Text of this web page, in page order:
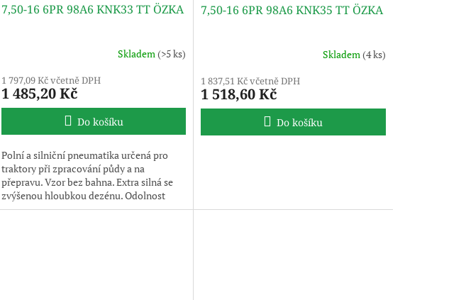
7,50-16 6PR 98A6 KNK33 TT ÖZKA
Skladem(>5 ks)
1 797,09 Kč včetně DPH
1 485,20 Kč
Do košíku
Polní a silniční pneumatika určená pro
traktory při zpracování půdy a na
přepravu. Vzor bez bahna. Extra silná se
zvýšenou hloubkou dezénu. Odolnost
proti proříznutí.
7,50-16 6PR 98A6 KNK35 TT ÖZKA
Skladem(4 ks)
1 837,51 Kč včetně DPH
1 518,60 Kč
Do košíku